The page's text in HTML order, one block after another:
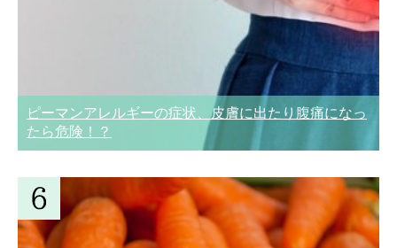
ピーマンアレルギーの症状、皮膚に出たり腹痛になっ
たら危険！？